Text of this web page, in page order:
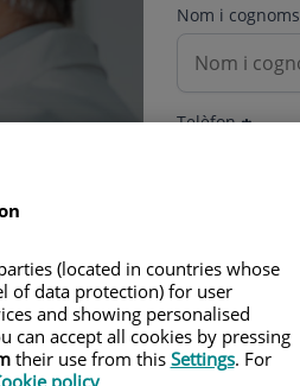
Nom i cognoms
Telèfon
Mutua
(located in countries whose
of data protection) for user
and showing personalised
can accept all cookies by pressing
their use from this Settings. For
policy